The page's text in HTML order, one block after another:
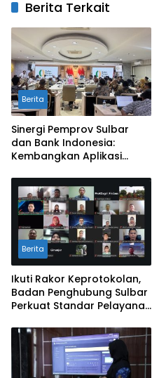
Berita Terkait
Berita
Sinergi Pemprov Sulbar
dan Bank Indonesia:
Kembangkan Aplikasi
Harga Pangan
Berita
Ikuti Rakor Keprotokolan,
Badan Penghubung Sulbar
Perkuat Standar Pelayanan